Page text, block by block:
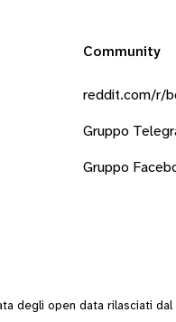
Community
reddit.com/r/
Gruppo
Gruppo
degli open data rilasciati dal